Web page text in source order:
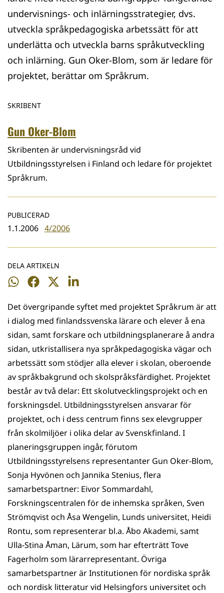
undervisnings- och inlärningsstrategier, dvs.
utveckla språkpedagogiska arbetssätt för att
underlätta och utveckla barns språkutveckling
och inlärning. Gun Oker-Blom, som är ledare för
projektet, berättar om Språkrum.
SKRIBENT
Gun Oker-Blom
Skribenten är undervisningsråd vid
Utbildningsstyrelsen i Finland och ledare för projektet
Språkrum.
PUBLICERAD
1.1.2006 4/2006
DELA ARTIKELN
Dela
WhatsApp
Dela
Facebook
Dela
Twitter
Dela
LinkedIn
Det övergripande syftet med projektet Språkrum är att
i dialog med finlandssvenska lärare och elever å ena
sidan, samt forskare och utbildningsplanerare å andra
sidan, utkristallisera nya språkpedagogiska vägar och
arbetssätt som stödjer alla elever i skolan, oberoende
av språkbakgrund och skolspråksfärdighet. Projektet
består av två delar: Ett skolutvecklingsprojekt och en
forskningsdel. Utbildningsstyrelsen ansvarar för
projektet, och i dess centrum finns sex elevgrupper
från skolmiljöer i olika delar av Svenskfinland. I
planeringsgruppen ingår, förutom
Utbildningsstyrelsens representanter Gun Oker-Blom,
Sonja Hyvönen och Jannika Stenius, flera
samarbetspartner: Eivor Sommardahl,
Forskningscentralen för de inhemska språken, Sven
Strömqvist och Åsa Wengelin, Lunds universitet, Heidi
Rontu, som representerar bl.a. Åbo Akademi, samt
Ulla-Stina Åman, Lärum, som har efterträtt Tove
Fagerholm som lärarrepresentant. Övriga
samarbetspartner är Institutionen för nordiska språk
och nordisk litteratur vid Helsingfors universitet och